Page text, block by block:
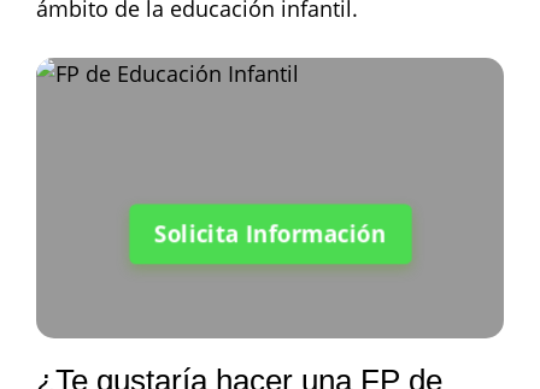
ámbito de la educación infantil.
Solicita Información
¿Te gustaría hacer una FP de